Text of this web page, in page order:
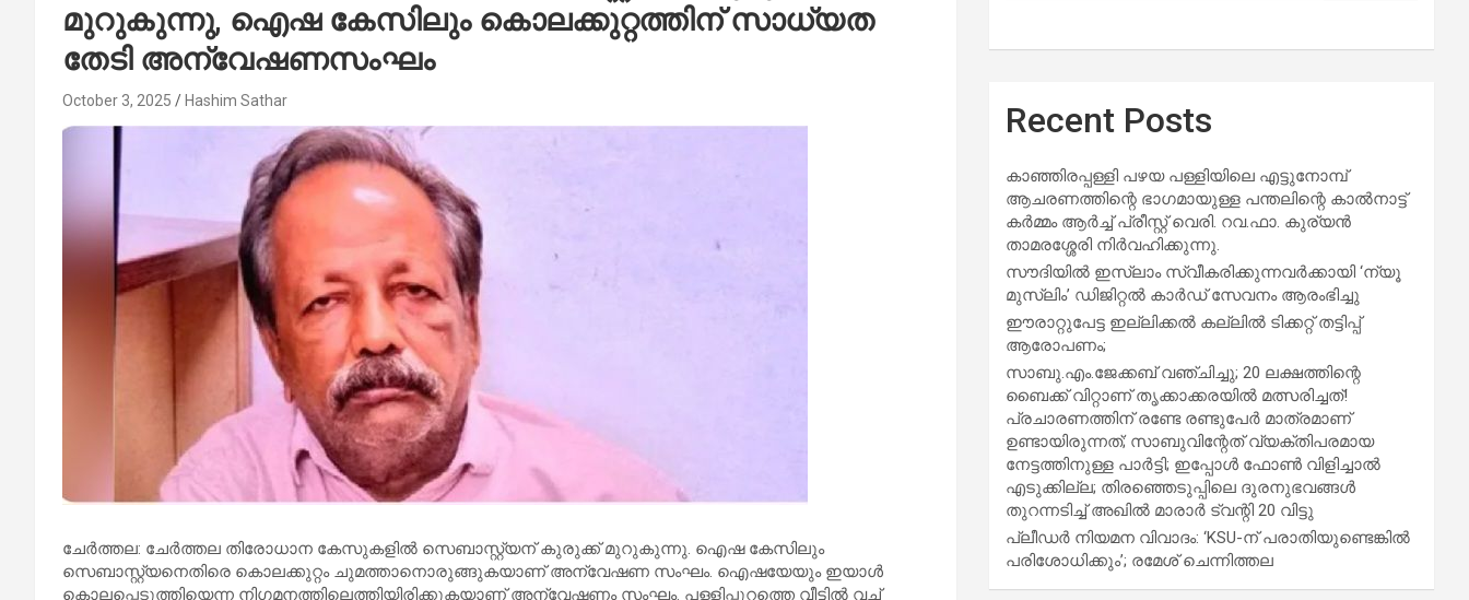
മുറുകുന്നു, ഐഷ കേസിലും കൊലക്കുറ്റത്തിന് സാധ്യത
തേടി അന്വേഷണസംഘം
October 3, 2025 Hashim Sathar
ചേര്‍ത്തല: ചേര്‍ത്തല തിരോധാന കേസുകളില്‍ സെബാസ്റ്റ്യന് കുരുക്ക് മുറുകുന്നു. ഐഷ കേസിലും
സെബാസ്റ്റ്യനെതിരെ കൊലക്കുറ്റം ചുമത്താനൊരുങ്ങുകയാണ് അന്വേഷണ സംഘം. ഐഷയേയും ഇയാള്‍
കൊലപ്പെടുത്തിയെന്ന നിഗമനത്തിലെത്തിയിരിക്കുകയാണ് അന്വേഷണം സംഘം. പള്ളിപ്പുറത്തെ വീട്ടില്‍ വച്ച്
Recent Posts
കാഞ്ഞിരപ്പള്ളി പഴയ പള്ളിയിലെ എട്ടുനോമ്പ്
ആചരണത്തിന്റെ ഭാഗമായുള്ള പന്തലിന്റെ കാൽനാട്ട്
കർമ്മം ആർച്ച് പ്രീസ്റ്റ് വെരി. റവ.ഫാ. കുര്യൻ
താമരശ്ശേരി നിർവഹിക്കുന്നു.
സൗദിയില്‍ ഇസ്‌ലാം സ്വീകരിക്കുന്നവര്‍ക്കായി ‘ന്യൂ
മുസ്ലിം’ ഡിജിറ്റല്‍ കാര്‍ഡ് സേവനം ആരംഭിച്ചു
ഈരാറ്റുപേട്ട ഇല്ലിക്കൽ കല്ലിൽ ടിക്കറ്റ് തട്ടിപ്പ്
ആരോപണം;
സാബു.എം.ജേക്കബ് വഞ്ചിച്ചു; 20 ലക്ഷത്തിന്റെ
ബൈക്ക് വിറ്റാണ് തൃക്കാക്കരയില്‍ മത്സരിച്ചത്!
പ്രചാരണത്തിന് രണ്ടേ രണ്ടുപേര്‍ മാത്രമാണ്
ഉണ്ടായിരുന്നത്; സാബുവിന്റേത് വ്യക്തിപരമായ
നേട്ടത്തിനുള്ള പാര്‍ട്ടി; ഇപ്പോള്‍ ഫോണ്‍ വിളിച്ചാല്‍
എടുക്കില്ല; തിരഞ്ഞെടുപ്പിലെ ദുരനുഭവങ്ങള്‍
തുറന്നടിച്ച് അഖില്‍ മാരാര്‍ ട്വന്റി 20 വിട്ടു
പ്ലീഡർ നിയമന വിവാദം: ‘KSU-ന് പരാതിയുണ്ടെങ്കിൽ
പരിശോധിക്കും’; രമേശ് ചെന്നിത്തല